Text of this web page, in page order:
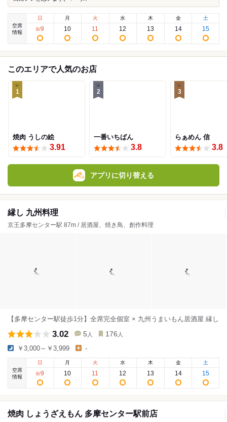
空席
情報
日
8/9
月
10
火
11
水
12
木
13
金
14
土
15
このエリアで人気のお店
1
焼肉 うしの絵
3.91
2
一番いちばん
3.8
3
らぁめん 信
3.8
アプリに切り替える
縁し 九州料理
京王多摩センター駅 87m / 居酒屋、焼き鳥、創作料理
【多摩センター駅徒歩1分】全席完全個室 × 九州うまいもん居酒屋 縁し
3.02 5 人 176 人
￥3,000～￥3,999 -
空席
情報
日
8/9
月
10
火
11
水
12
木
13
金
14
土
15
焼肉 しょうざえもん 多摩センター駅前店